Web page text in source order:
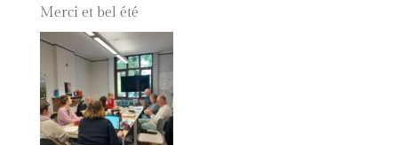
Merci et bel été